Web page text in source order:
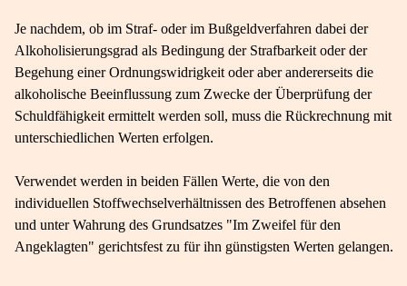
Je nachdem, ob im Straf- oder im Bußgeldverfahren dabei der
Alkoholisierungsgrad als Bedingung der Strafbarkeit oder der
Begehung einer Ordnungswidrigkeit oder aber andererseits die
alkoholische Beeinflussung zum Zwecke der Überprüfung der
Schuldfähigkeit ermittelt werden soll, muss die Rückrechnung mit
unterschiedlichen Werten erfolgen.
Verwendet werden in beiden Fällen Werte, die von den
individuellen Stoffwechselverhältnissen des Betroffenen absehen
und unter Wahrung des Grundsatzes "Im Zweifel für den
Angeklagten" gerichtsfest zu für ihn günstigsten Werten gelangen.